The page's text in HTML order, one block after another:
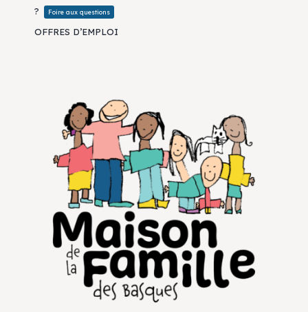
? Foire aux questions
OFFRES D’EMPLOI